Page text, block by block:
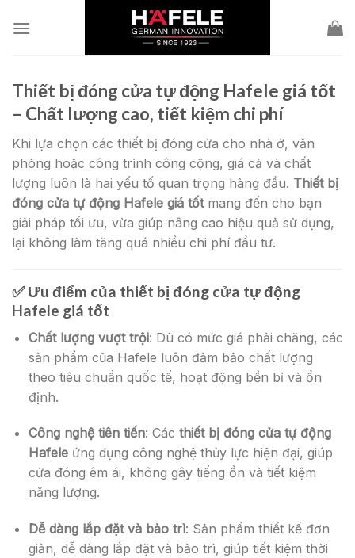
Thiết bị đóng cửa tự động Hafele giá tốt
– Chất lượng cao, tiết kiệm chi phí
Khi lựa chọn các thiết bị đóng cửa cho nhà ở, văn
phòng hoặc công trình công cộng, giá cả và chất
lượng luôn là hai yếu tố quan trọng hàng đầu. Thiết bị
đóng cửa tự động Hafele giá tốtmang đến cho bạn
giải pháp tối ưu, vừa giúp nâng cao hiệu quả sử dụng,
lại không làm tăng quá nhiều chi phí đầu tư.
✅Ưu điểm của thiết bị đóng cửa tự động
Hafele giá tốt
Chất lượng vượt trội: Dù có mức giá phải chăng, các
sản phẩm của Hafele luôn đảm bảo chất lượng
theo tiêu chuẩn quốc tế, hoạt động bền bỉ và ổn
định.
Công nghệ tiên tiến: Các thiết bị đóng cửa tự động
Hafeleứng dụng công nghệ thủy lực hiện đại, giúp
cửa đóng êm ái, không gây tiếng ồn và tiết kiệm
năng lượng.
Dễ dàng lắp đặt và bảo trì: Sản phẩm thiết kế đơn
giản, dễ dàng lắp đặt và bảo trì, giúp tiết kiệm thời